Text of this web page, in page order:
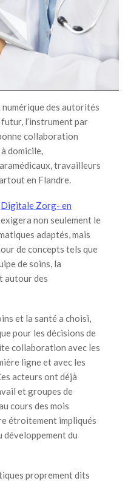
numérique des autorités
l’instrument par
collaboration
domicile,
travailleurs
en Flandre.
Digitale Zorg- en
non seulement le
adaptés, mais
de concepts tels que
de soins, la
autour des
et la santé a choisi,
pour les décisions de
collaboration avec les
ligne et avec les
acteurs ont déjà
et groupes de
cours des mois
étroitement impliqués
développement du
proprement dits